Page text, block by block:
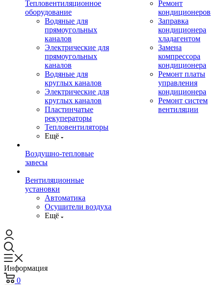
Тепловентиляционное
оборудование
Водяные для
прямоугольных
каналов
Электрические для
прямоугольных
каналов
Водяные для
круглых каналов
Электрические для
круглых каналов
Пластинчатые
рекуператоры
Тепловентиляторы
Ещё
Воздушно-тепловые
завесы
Вентиляционные
установки
Автоматика
Осушители воздуха
Ещё
Ремонт
кондиционеров
Заправка
кондиционера
хладагентом
Замена
компрессора
кондиционера
Ремонт платы
управления
кондиционера
Ремонт систем
вентиляции
Информация
0